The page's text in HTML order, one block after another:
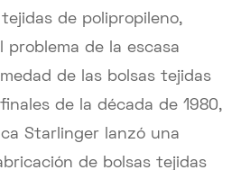
de polipropileno,
problema de la escasa
de las bolsas tejidas
de la década de 1980,
Starlinger lanzó una
de bolsas tejidas